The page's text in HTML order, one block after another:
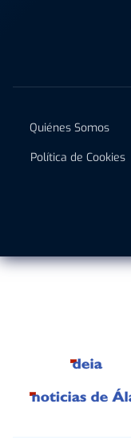
Quiénes Somos
Política de Cookies